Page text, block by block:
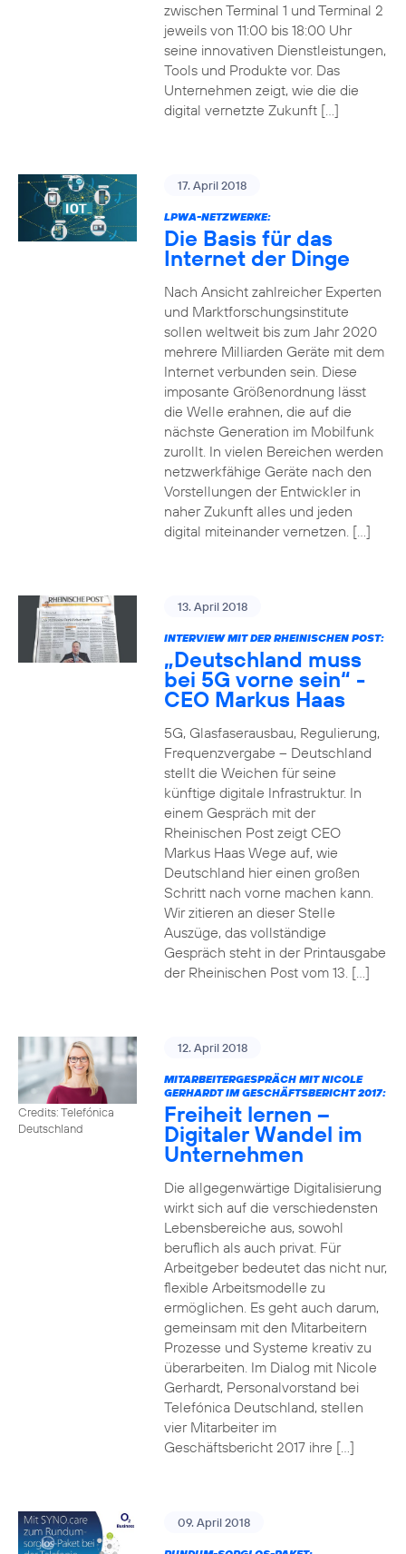
zwischen Terminal 1 und Terminal 2
jeweils von 11:00 bis 18:00 Uhr
seine innovativen Dienstleistungen,
Tools und Produkte vor. Das
Unternehmen zeigt, wie die die
digital vernetzte Zukunft […]
17. April 2018
LPWA-NETZWERKE:
Die Basis für das
Internet der Dinge
Nach Ansicht zahlreicher Experten
und Marktforschungsinstitute
sollen weltweit bis zum Jahr 2020
mehrere Milliarden Geräte mit dem
Internet verbunden sein. Diese
imposante Größenordnung lässt
die Welle erahnen, die auf die
nächste Generation im Mobilfunk
zurollt. In vielen Bereichen werden
netzwerkfähige Geräte nach den
Vorstellungen der Entwickler in
naher Zukunft alles und jeden
digital miteinander vernetzen. […]
13. April 2018
INTERVIEW MIT DER RHEINISCHEN POST:
„Deutschland muss
bei 5G vorne sein“ -
CEO Markus Haas
5G, Glasfaserausbau, Regulierung,
Frequenzvergabe – Deutschland
stellt die Weichen für seine
künftige digitale Infrastruktur. In
einem Gespräch mit der
Rheinischen Post zeigt CEO
Markus Haas Wege auf, wie
Deutschland hier einen großen
Schritt nach vorne machen kann.
Wir zitieren an dieser Stelle
Auszüge, das vollständige
Gespräch steht in der Printausgabe
der Rheinischen Post vom 13. […]
Credits: Telefónica
Deutschland
12. April 2018
MITARBEITERGESPRÄCH MIT NICOLE
GERHARDT IM GESCHÄFTSBERICHT 2017:
Freiheit lernen –
Digitaler Wandel im
Unternehmen
Die allgegenwärtige Digitalisierung
wirkt sich auf die verschiedensten
Lebensbereiche aus, sowohl
beruflich als auch privat. Für
Arbeitgeber bedeutet das nicht nur,
flexible Arbeitsmodelle zu
ermöglichen. Es geht auch darum,
gemeinsam mit den Mitarbeitern
Prozesse und Systeme kreativ zu
überarbeiten. Im Dialog mit Nicole
Gerhardt, Personalvorstand bei
Telefónica Deutschland, stellen
vier Mitarbeiter im
Geschäftsbericht 2017 ihre […]
09. April 2018